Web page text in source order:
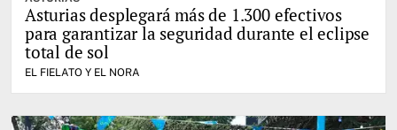
Asturias desplegará más de 1.300 efectivos
para garantizar la seguridad durante el eclipse
total de sol
EL FIELATO Y EL NORA